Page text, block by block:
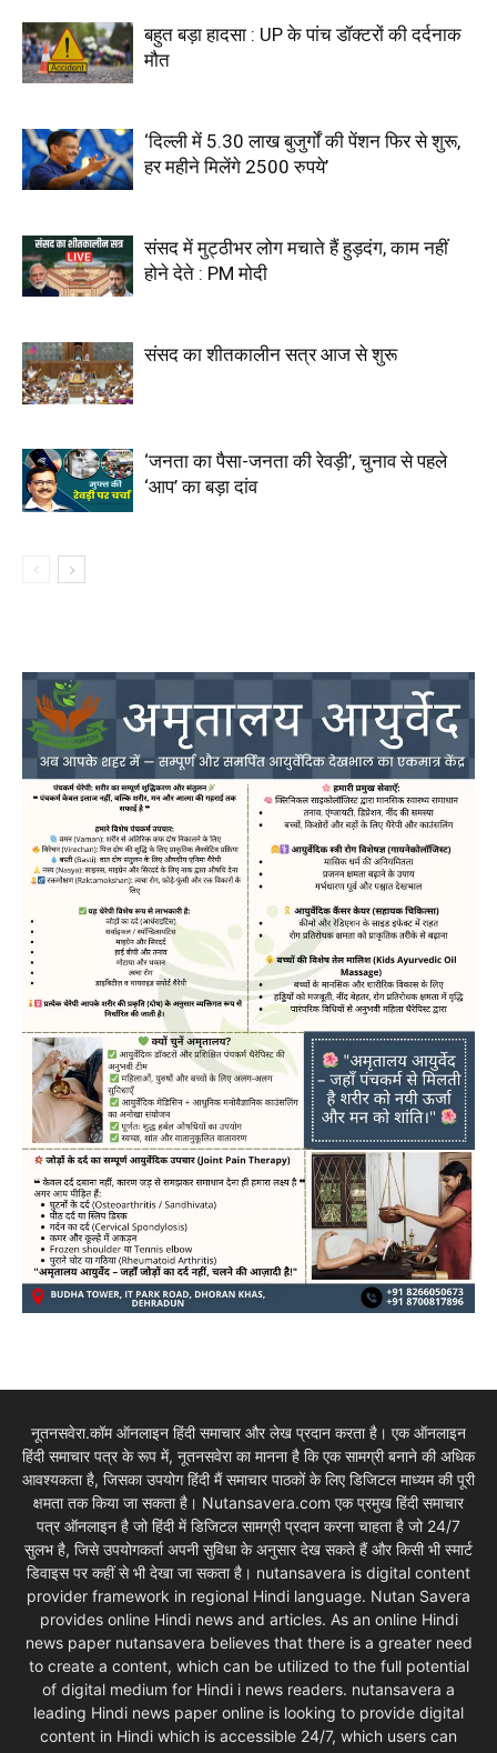
बहुत बड़ा हादसा : UP के पांच डॉक्टरों की दर्दनाक
मौत
‘दिल्ली में 5.30 लाख बुजुर्गों की पेंशन फिर से शुरू,
हर महीने मिलेंगे 2500 रुपये’
संसद में मुट्ठीभर लोग मचाते हैं हुड़दंग, काम नहीं
होने देते : PM मोदी
संसद का शीतकालीन सत्र आज से शुरू
‘जनता का पैसा-जनता की रेवड़ी’, चुनाव से पहले
‘आप’ का बड़ा दांव
नूतनसवेरा.कॉम ऑनलाइन हिंदी समाचार और लेख प्रदान करता है। एक ऑनलाइन
हिंदी समाचार पत्र के रूप में, नूतनसवेरा का मानना है कि एक सामग्री बनाने की अधिक
आवश्यकता है, जिसका उपयोग हिंदी मैं समाचार पाठकों के लिए डिजिटल माध्यम की पूरी
क्षमता तक किया जा सकता है। Nutansavera.com एक प्रमुख हिंदी समाचार
पत्र ऑनलाइन है जो हिंदी में डिजिटल सामग्री प्रदान करना चाहता है जो 24/7
सुलभ है, जिसे उपयोगकर्ता अपनी सुविधा के अनुसार देख सकते हैं और किसी भी स्मार्ट
डिवाइस पर कहीं से भी देखा जा सकता है। nutansavera is digital content
provider framework in regional Hindi language. Nutan Savera
provides online Hindi news and articles. As an online Hindi
news paper nutansavera believes that there is a greater need
to create a content, which can be utilized to the full potential
of digital medium for Hindi i news readers. nutansavera a
leading Hindi news paper online is looking to provide digital
content in Hindi which is accessible 24/7, which users can